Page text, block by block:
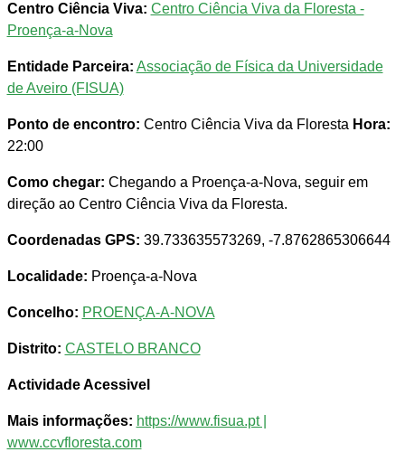
Centro Ciência Viva: Centro Ciência Viva da Floresta -
Proença-a-Nova
Entidade Parceira: Associação de Física da Universidade
de Aveiro (FISUA)
Ponto de encontro: Centro Ciência Viva da Floresta Hora:
22:00
Como chegar: Chegando a Proença-a-Nova, seguir em
direção ao Centro Ciência Viva da Floresta.
Coordenadas GPS: 39.733635573269, -7.8762865306644
Localidade: Proença-a-Nova
Concelho: PROENÇA-A-NOVA
Distrito: CASTELO BRANCO
Actividade Acessivel
Mais informações: https://www.fisua.pt |
www.ccvfloresta.com